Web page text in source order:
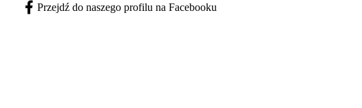
Facebook - otwiera się w nowej karcie
Przejdź do naszego profilu na Facebooku